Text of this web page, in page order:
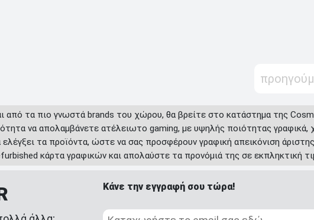
από τα πιο γνωστά brands του χώρου, θα βρείτε στο κατάστημα της
να απολαμβάνετε ατέλειωτο gaming, με υψηλής ποιότητας
τα προϊόντα, ώστε να σας προσφέρουν γραφική απεικόνιση
κάρτα γραφικών και απολαύστε τα προνόμιά της σε εκπληκτική
Κάνε την εγγραφή σου τώρα!